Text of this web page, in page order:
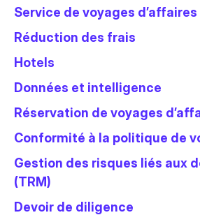
Service de voyages d’affaires
Réduction des frais
Hotels
Données et intelligence
Réservation de voyages
Conformité à la politique de
Gestion des risques liés aux
(TRM)
Devoir de diligence